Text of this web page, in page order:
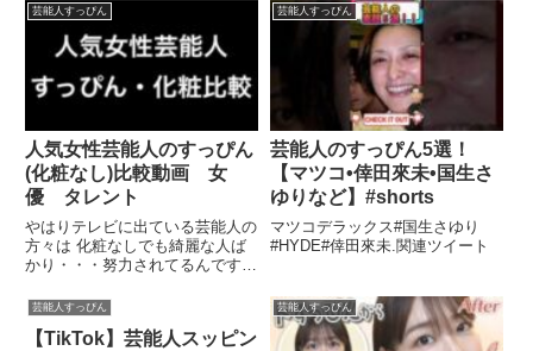
め。メイクの...関連ツイート
芸能人すっぴん
人気女性芸能人のすっぴん
(化粧なし)比較動画 女
優 タレント
やはりテレビに出ている芸能人の
方々は 化粧なしでも綺麗な人ば
かり・・・努力されてるんです
芸能人すっぴん
芸能人のすっぴん5選！
【マツコ•倖田來未•国生さ
ゆりなど】#shorts
マツコデラックス#国生さゆり
#HYDE#倖田來未.関連ツイート
芸能人すっぴん
【TikTok】芸能人スッピン
芸能人すっぴん